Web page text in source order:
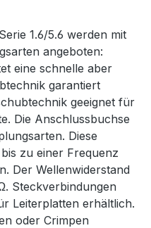
1.6/5.6 werden mit
angeboten:
eine schnelle aber
garantiert
geeignet für
Die Anschlussbuchse
Diese
zu einer Frequenz
Der Wellenwiderstand
Steckverbindungen
Leiterplatten erhältlich.
oder Crimpen